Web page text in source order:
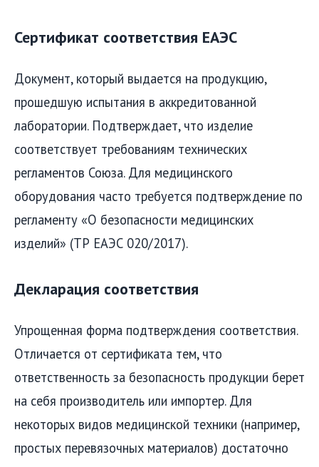
Сертификат соответствия ЕАЭС
Документ, который выдается на продукцию,
прошедшую испытания в аккредитованной
лаборатории. Подтверждает, что изделие
соответствует требованиям технических
регламентов Союза. Для медицинского
оборудования часто требуется подтверждение по
регламенту «О безопасности медицинских
изделий» (ТР ЕАЭС 020/2017).
Декларация соответствия
Упрощенная форма подтверждения соответствия.
Отличается от сертификата тем, что
ответственность за безопасность продукции берет
на себя производитель или импортер. Для
некоторых видов медицинской техники (например,
простых перевязочных материалов) достаточно